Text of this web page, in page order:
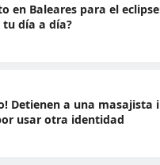
en Baleares para el
tu día a día?
Detienen a una masajista
usar otra identidad